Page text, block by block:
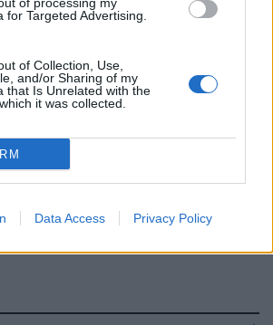
for Targeted Advertising.
of Collection, Use,
and/or Sharing of my
that Is Unrelated with the
it was collected.
Data Access Privacy Policy
ed